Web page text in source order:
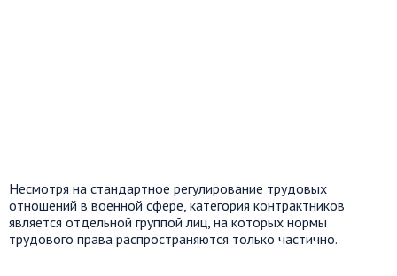
Несмотря на стандартное регулирование трудовых
отношений в военной сфере, категория контрактников
является отдельной группой лиц, на которых нормы
трудового права распространяются только частично.